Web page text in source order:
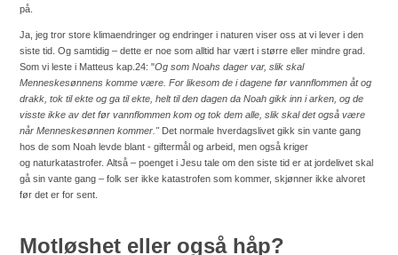
på.
Ja, jeg tror store klimaendringer og endringer i naturen viser oss at vi lever i den
siste tid. Og samtidig – dette er noe som alltid har vært i større eller mindre grad.
Som vi leste i Matteus kap.24: "Og som Noahs dager var, slik skal
Menneskesønnens komme være. For likesom de i dagene før vannflommen åt og
drakk, tok til ekte og ga til ekte, helt til den dagen da Noah gikk inn i arken, og de
visste ikke av det før vannflommen kom og tok dem alle, slik skal det også være
når Menneskesønnen kommer." Det normale hverdagslivet gikk sin vante gang
hos de som Noah levde blant - giftermål og arbeid, men også kriger
og naturkatastrofer. Altså – poenget i Jesu tale om den siste tid er at jordelivet skal
gå sin vante gang – folk ser ikke katastrofen som kommer, skjønner ikke alvoret
før det er for sent.
Motløshet eller også håp?